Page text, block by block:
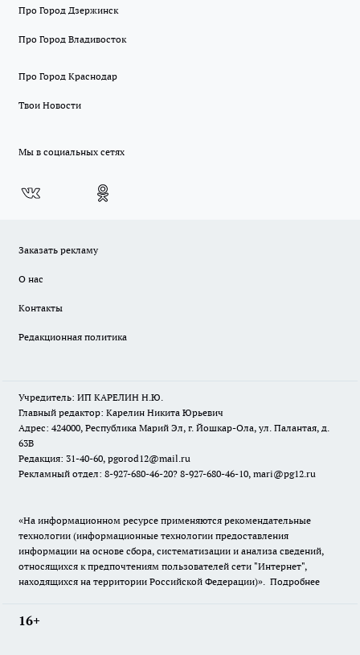
Про Город Дзержинск
Про Город Владивосток
Про Город Краснодар
Твои Новости
Мы в социальных сетях
Заказать рекламу
О нас
Контакты
Редакционная политика
Учредитель: ИП КАРЕЛИН Н.Ю.
Главный редактор: Карелин Никита Юрьевич
Адрес: 424000, Республика Марий Эл, г. Йошкар-Ола, ул. Палантая, д.
63В
Редакция: 31-40-60, pgorod12@mail.ru
Рекламный отдел: 8-927-680-46-20? 8-927-680-46-10, mari@pg12.ru
«На информационном ресурсе применяются рекомендательные
технологии (информационные технологии предоставления
информации на основе сбора, систематизации и анализа сведений,
относящихся к предпочтениям пользователей сети "Интернет",
находящихся на территории Российской Федерации)». Подробнее
16+